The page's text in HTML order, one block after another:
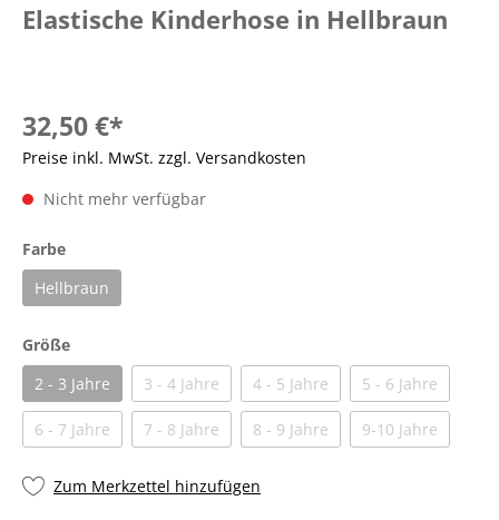
Elastische Kinderhose in Hellbraun
32,50 €*
Preise inkl. MwSt. zzgl. Versandkosten
Nicht mehr verfügbar
Farbe
Hellbraun
Größe
2 - 3 Jahre
3 - 4 Jahre 4 - 5 Jahre 5 - 6 Jahre
6 - 7 Jahre 7 - 8 Jahre 8 - 9 Jahre 9-10 Jahre
Zum Merkzettel hinzufügen